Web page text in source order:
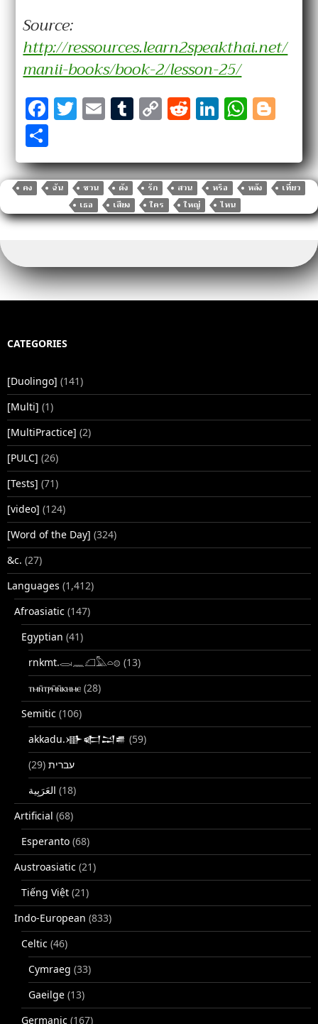
Source:
http://ressources.learn2speakthai.net/
manii-books/book-2/lesson-25/
F
a
c
e
b
o
k
T
w
it
te
r
E
m
ai
l
T
u
m
bl
r
C
o
p
y
Li
n
R
e
d
di
t
Li
n
k
e
dI
n
W
h
at
s
A
p
g
g
er
h
ar
e
คง ฉัน ชวน ดัง รัก สวน หรือ หลัง
เที่ยว
เธอ
เสียง ใคร ใหญ่ ไหน
CATEGORIES
[Duolingo] (141)
[Multi] (1)
[MultiPractice] (2)
[PULC] (26)
[Tests] (71)
[video] (124)
[Word of the Day] (324)
&c. (27)
Languages (1,412)
Afroasiatic (147)
Egyptian (41)
rnkmt.𓂋𓏺𓈖𓆎𓅓𓏏𓊖 (13)
ⲧⲙⲛ̄ⲧⲣⲙ̄ⲛ̄ⲕⲏⲙⲉ (28)
Semitic (106)
akkadu.𒀝𒅗𒁺𒌑 (59)
עברית (29)
(18)
Artificial (68)
Esperanto (68)
Austroasiatic (21)
Tiếng Việt (21)
Indo-European (833)
Celtic (46)
Cymraeg (33)
Gaeilge (13)
Germanic (167)